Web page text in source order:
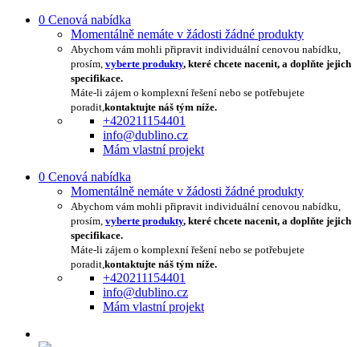
0 Cenová nabídka
Momentálně nemáte v žádosti žádné produkty
Abychom vám mohli připravit individuální cenovou nabídku,
prosím, vyberte produkty, které chcete nacenit, a doplňte jejich
specifikace.
Máte-li zájem o komplexní řešení nebo se potřebujete
poradit,kontaktujte náš tým níže.
+420211154401
info@dublino.cz
Mám vlastní projekt
0 Cenová nabídka
Momentálně nemáte v žádosti žádné produkty
Abychom vám mohli připravit individuální cenovou nabídku,
prosím, vyberte produkty, které chcete nacenit, a doplňte jejich
specifikace.
Máte-li zájem o komplexní řešení nebo se potřebujete
poradit,kontaktujte náš tým níže.
+420211154401
info@dublino.cz
Mám vlastní projekt